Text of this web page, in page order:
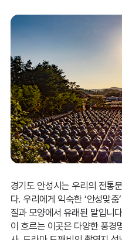
안성시의 해결책: 그
그래서이제는 구조에서 끝
경기도 안성시는 우리의 전통
다. 우리에게 익숙한 ‘안성맞
질과 모양에서 유래된 말입니
이 흐르는 이곳은 다양한 풍경